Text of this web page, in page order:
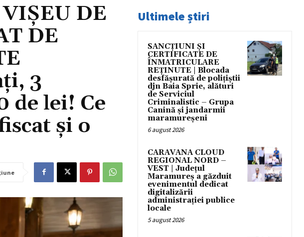
DE
DE
3
de lei! Ce
și o
Ultimele știri
SANCȚIUNI ȘI
CERTIFICATE DE
ÎNMATRICULARE
REȚINUTE | Blocada
desfășurată de polițiștii
djn Baia Sprie, alături
de Serviciul
Criminalistic – Grupa
Canină și jandarmii
maramureșeni
6 august 2026
CARAVANA CLOUD
REGIONAL NORD –
VEST | Județul
Maramureș a găzduit
evenimentul dedicat
digitalizării
administrației publice
locale
5 august 2026